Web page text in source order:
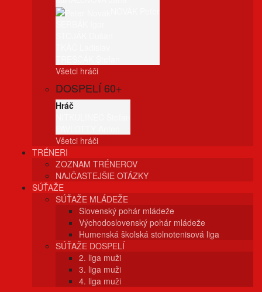
Všetci hráči
DOSPELÍ 60+
Hráč
Všetci hráči
TRÉNERI
ZOZNAM TRÉNEROV
NAJČASTEJŠIE OTÁZKY
SÚŤAŽE
SÚŤAŽE MLÁDEŽE
Slovenský pohár mládeže
Východoslovenský pohár mládeže
Humenská školská stolnotenisová liga
SÚŤAŽE DOSPELÍ
2. liga muži
3. liga muži
4. liga muži